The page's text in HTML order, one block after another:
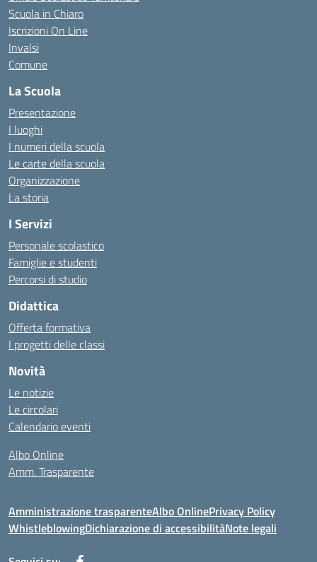
Scuola in Chiaro
Iscrizioni On Line
Invalsi
Comune
La Scuola
Presentazione
I luoghi
I numeri della scuola
Le carte della scuola
Organizzazione
La storia
I Servizi
Personale scolastico
Famiglie e studenti
Percorsi di studio
Didattica
Offerta formativa
I progetti delle classi
Novità
Le notizie
Le circolari
Calendario eventi
Albo Online
Amm. Trasparente
Amministrazione trasparenteAlbo OnlinePrivacy Policy
WhistleblowingDichiarazione di accessibilitàNote legali